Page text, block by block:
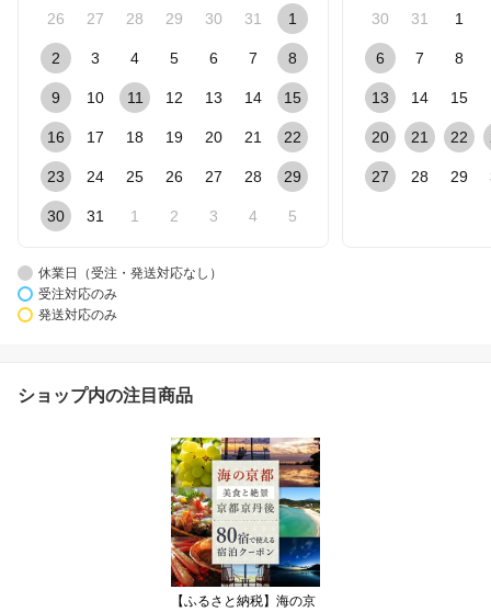
26 27 28 29 30 31 1
2 3 4 5 6 7 8
9 10 11 12 13 14 15
16 17 18 19 20 21 22
23 24 25 26 27 28 29
30 31 1 2 3 4 5
30 31 1
6 7 8
13 14 15
20 21 22
27 28 29
休業日（受注・発送対応なし）
受注対応のみ
発送対応のみ
ショップ内の注目商品
【ふるさと納税】海の京